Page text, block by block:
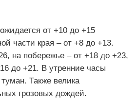
от +10 до +15
части края – от +8 до +13.
на побережье – от +18 до +23,
до +21. В утренние часы
Также велика
грозовых дождей.